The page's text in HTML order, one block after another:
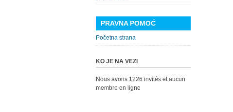
PRAVNA POMOĆ
Početna strana
KO JE NA VEZI
Nous avons 1226 invités et aucun
membre en ligne